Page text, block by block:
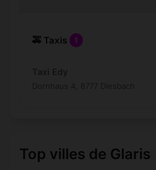
🚕 Taxis 1
Top villes de Glaris